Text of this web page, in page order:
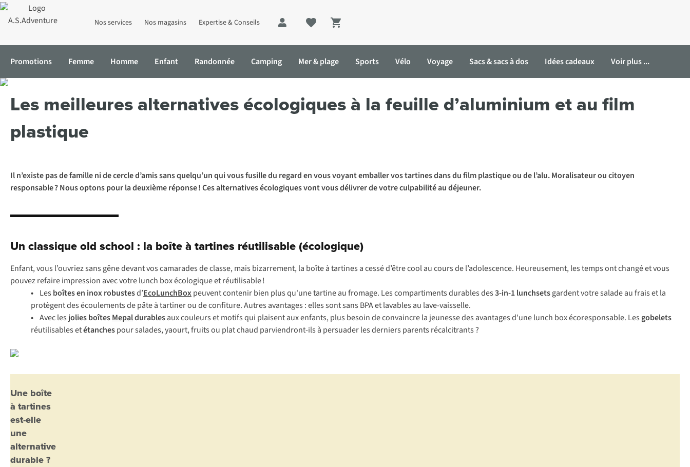
Nos services Nos magasins Expertise & Conseils
Shopping cart
Promotions Femme Homme Enfant Randonnée Camping Mer & plage Sports Vélo Voyage Sacs & sacs à dos Idées cadeaux Voir plus ...
Accueil
Les meilleures alternatives écologiques à la feuille d’aluminium et au film
plastique
Il n’existe pas de famille ni de cercle d’amis sans quelqu’un qui vous fusille du regard en vous voyant emballer vos tartines dans du film plastique ou de l’alu. Moralisateur ou citoyen
responsable ? Nous optons pour la deuxième réponse ! Ces alternatives écologiques vont vous délivrer de votre culpabilité au déjeuner.
Un classique old school : la boîte à tartines réutilisable (écologique)
Enfant, vous l’ouvriez sans gêne devant vos camarades de classe, mais bizarrement, la boîte à tartines a cessé d’être cool au cours de l’adolescence. Heureusement, les temps ont changé et vous
pouvez refaire impression avec votre lunch box écologique et réutilisable !
• Les boîtes en inox robustesd’EcoLunchBoxpeuvent contenir bien plus qu'une tartine au fromage. Les compartiments durables des3-in-1 lunchsetsgardent votre salade au frais et la
protègent des écoulements de pâte à tartiner ou de confiture. Autres avantages : elles sont sans BPA et lavables au lave-vaisselle.
• Avec les jolies boîtesMepaldurablesaux couleurs et motifs qui plaisent aux enfants, plus besoin de convaincre la jeunesse des avantages d'une lunch box écoresponsable. Les gobelets
réutilisables etétanchespour salades, yaourt, fruits ou plat chaud parviendront-ils à persuader les derniers parents récalcitrants ?
Une boîte
à tartines
est-elle
une
alternative
durable ?